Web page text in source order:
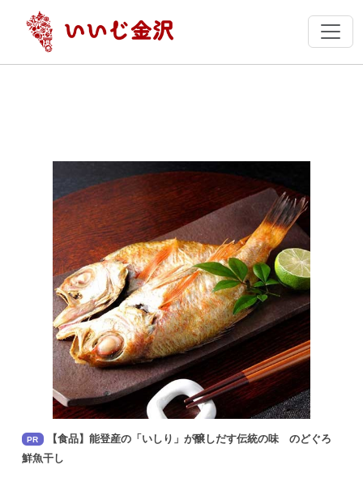
PR
【食品】能登産の「いしり」が醸しだす伝統の味 のどぐろ
鮮魚干し